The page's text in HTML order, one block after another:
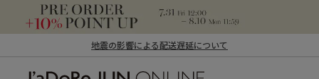
地震の影響による配送遅延について